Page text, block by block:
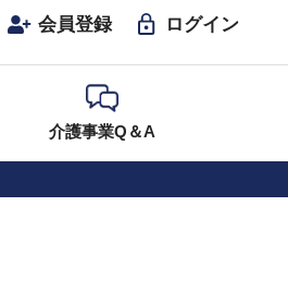
会員登録 ログイン
介護事業Q＆A